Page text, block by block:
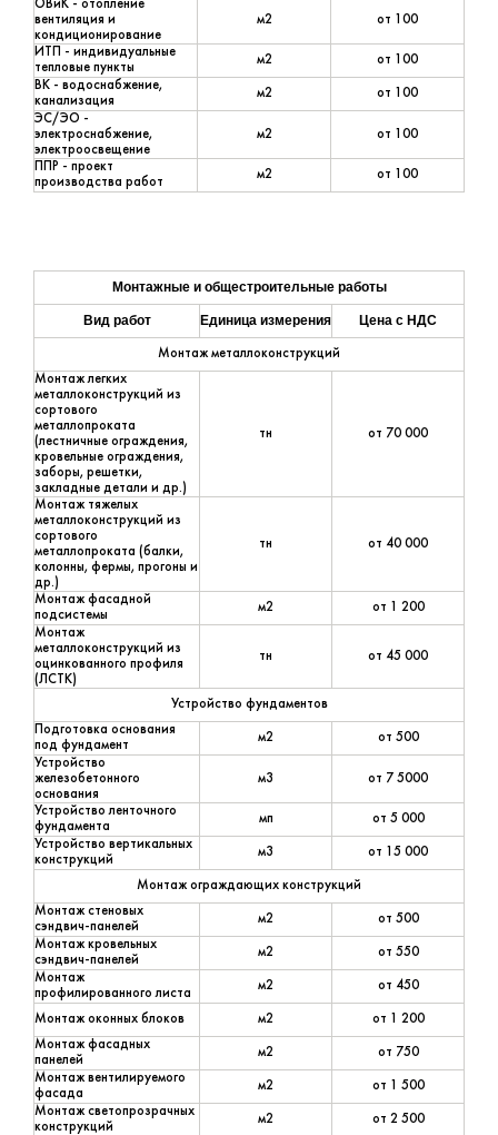
ОВиК - отопление
вентиляция и
кондиционирование
м2 от 100
ИТП - индивидуальные
тепловые пункты
м2
от 100
ВК - водоснабжение,
канализация
м2
от 100
ЭС/ЭО -
электроснабжение,
электроосвещение
м2 от 100
ППР - проект
производства работ
м2 от 100
Монтажные и общестроительные работы
Вид работ Единица измерения Цена с НДС
Монтаж металлоконструкций
Монтаж легких
металлоконструкций из
сортового
металлопроката
(лестничные ограждения,
кровельные ограждения,
заборы, решетки,
закладные детали и др.)
тн от 70 000
Монтаж тяжелых
металлоконструкций из
сортового
металлопроката (балки,
колонны, фермы, прогоны и
др.)
тн от 40 000
Монтаж фасадной
подсистемы
м2
от 1 200
Монтаж
металлоконструкций из
оцинкованного профиля
(ЛСТК)
тн от 45 000
Устройство фундаментов
Подготовка основания
под фундамент
м2
от 500
Устройство
железобетонного
основания
м3 от 7 5000
Устройство ленточного
фундамента
мп
от 5 000
Устройство вертикальных
конструкций
м3 от 15 000
Монтаж ограждающих конструкций
Монтаж стеновых
сэндвич-панелей
м2
от 500
Монтаж кровельных
сэндвич-панелей
м2
от 550
Монтаж
профилированного листа
м2 от 450
Монтаж оконных блоков м2
от 1 200
Монтаж фасадных
панелей
м2
от 750
Монтаж вентилируемого
фасада
м2
от 1 500
Монтаж светопрозрачных
конструкций
м2
от 2 500